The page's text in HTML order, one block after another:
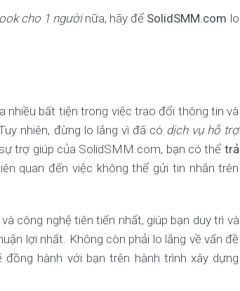
cho 1 ngườinữa, hãy để SolidSMM.com lo
nhiều bất tiện trong việc trao đổi thông tin và
nhiên, đừng lo lắng vì đã có dịch vụ hỗ trợ
trợ giúp của SolidSMM.com, bạn có thể trả
quan đến việc không thể gửi tin nhắn trên
công nghệ tiên tiến nhất, giúp bạn duy trì và
lợi nhất. Không còn phải lo lắng về vấn đề
hành với bạn trên hành trình xây dựng